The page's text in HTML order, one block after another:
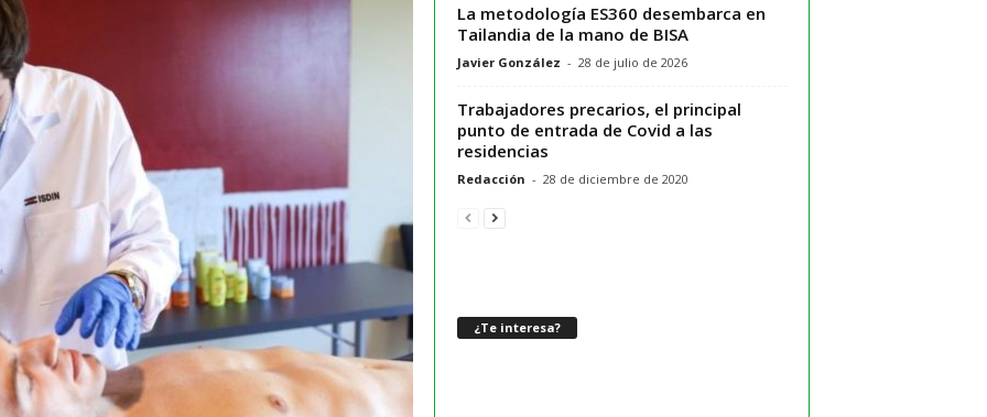
La metodología ES360 desembarca en
Tailandia de la mano de BISA
Javier González - 28 de julio de 2026
Trabajadores precarios, el principal
punto de entrada de Covid a las
residencias
Redacción - 28 de diciembre de 2020
¿Te interesa?